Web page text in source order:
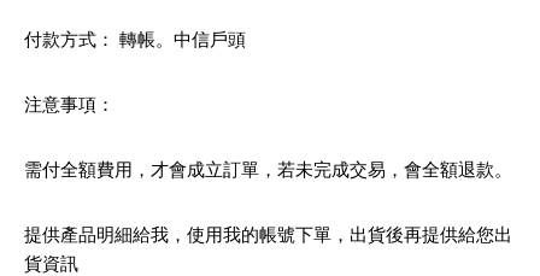
付款方式： 轉帳。中信戶頭
注意事項：
需付全額費用，才會成立訂單，若未完成交易，會全額退款。
提供產品明細給我，使用我的帳號下單，出貨後再提供給您出
貨資訊